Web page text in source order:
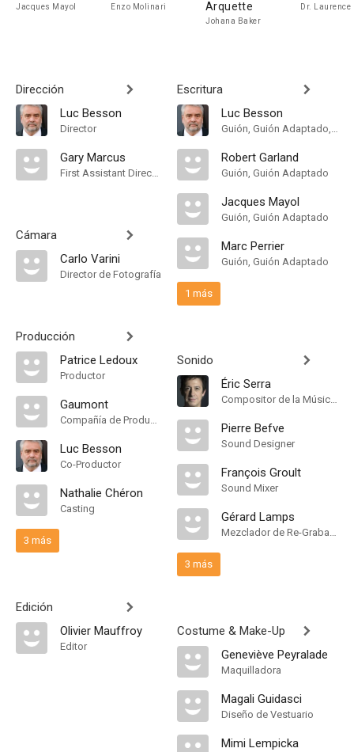
Jacques Mayol Enzo Molinari Arquette
Johana Baker
Dr. Laurence
Dirección
Luc Besson
Director
Gary Marcus
First Assistant Director
Cámara
Carlo Varini
Director de Fotografía
Producción
Patrice Ledoux
Productor
Gaumont
Compañía de Produccion
Luc Besson
Co-Productor
Nathalie Chéron
Casting
3 más
Edición
Olivier Mauffroy
Editor
Escritura
Luc Besson
Guión, Guión Adaptado, Historia
Robert Garland
Guión, Guión Adaptado
Jacques Mayol
Guión, Guión Adaptado
Marc Perrier
Guión, Guión Adaptado
1 más
Sonido
Éric Serra
Compositor de la Música Original
Pierre Befve
Sound Designer
François Groult
Sound Mixer
Gérard Lamps
Mezclador de Re-Grabación de Sonido
3 más
Costume & Make-Up
Geneviève Peyralade
Maquilladora
Magali Guidasci
Diseño de Vestuario
Mimi Lempicka